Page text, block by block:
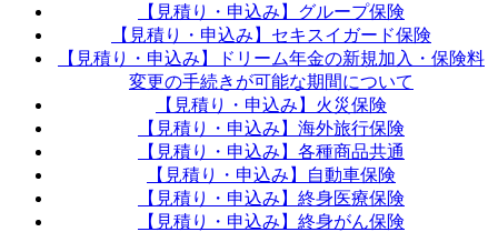
【見積り・申込み】グループ保険
【見積り・申込み】セキスイガード保険
【見積り・申込み】ドリーム年金の新規加入・保険料
変更の手続きが可能な期間について
【見積り・申込み】火災保険
【見積り・申込み】海外旅行保険
【見積り・申込み】各種商品共通
【見積り・申込み】自動車保険
【見積り・申込み】終身医療保険
【見積り・申込み】終身がん保険